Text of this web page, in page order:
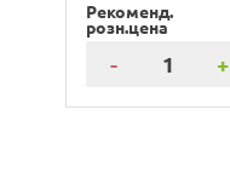
Рекоменд.
розн.цена
- +